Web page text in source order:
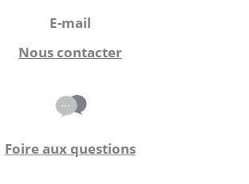
E-mail
Nous contacter
Foire aux questions